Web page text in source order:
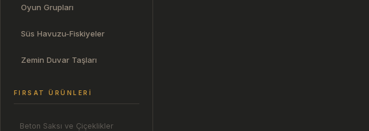
Oyun Grupları
Süs Havuzu-Fiskiyeler
Zemin Duvar Taşları
FIRSAT ÜRÜNLERI
Beton Saksı ve Çiçeklikler